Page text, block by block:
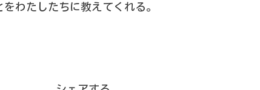
わたしたちに教えてくれる。